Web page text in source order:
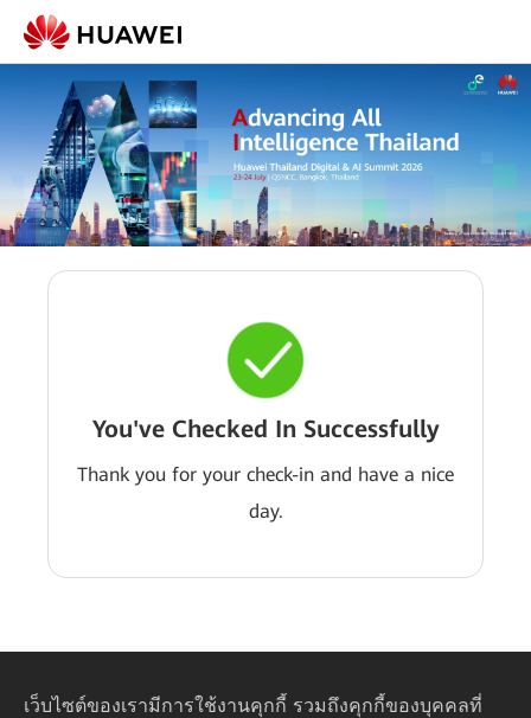
You've Checked In Successfully
Thank you for your check-in and have a nice
day.
เว็บไซต์ของเรามีการใช้งานคุกกี้ รวมถึงคุกกี้ของบุคคลที่